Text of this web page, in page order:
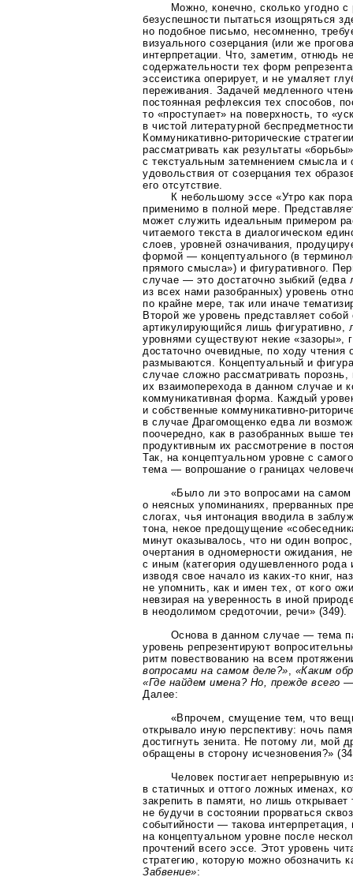
Можно, конечно, сколько угодно с
безуспешности пытаться изощряться
но подобное письмо, несомненно,
визуального созерцания (или же
интерпретации. Что, заметим, отнюдь
содержательности тех форм
эссеистика оперирует, и не умаляет
переживания. Задачей медленного
постоянная рефлексия тех способов,
то «проступает» на поверхность, то
в чистой литературной
Коммуникативно-риторические
рассматривать как результаты
с текстуальным затемнением смысла
удовольствия от созерцания тех
его отсутствие.
К небольшому эссе «Утро как
применимо в полной мере.
может служить идеальным примером
читаемого текста в диалогическом
слоев, уровней означивания,
формой — концептуального (в
прямого смысла») и фигуративного.
случае — это достаточно зыбкий (едва
из всех нами разобранных) уровень
по крайне мере, так или иначе
Второй же уровень представляет собой
артикулирующийся лишь фигуративно,
уровнями существуют некие «зазоры»,
достаточно очевидные, по ходу чтения
размываются. Концептуальный и
случае сложно рассматривать
их взаимоперехода в данном случае и
коммуникативная форма. Каждый
и собственныекоммуникативно-
в случае Драгомощенко едва ли
поочередно, как в разобранных выше
продуктивным их рассмотрение в
Так, на концептуальном уровне с
тема — вопрошание о границах
«Было ли это вопросами на
о неясных упоминаниях, прерванных
слогах, чья интонация вводила в
тона, некое предощущение
минут оказывалось, что ни один
очертания в одномерности ожидания,
с иным (категория одушевленного рода
изводя свое начало изкаких-то книг,
не упомнить, как и имен тех, от кого
невзирая на уверенность в иной
в неодолимом средоточии, речи» (349).
Основа в данном случае — тема
уровень репрезентируют
ритм повествованию на всем
вопросами на самом деле?»
«Каким
«Где найдем имена? Но, прежде всего
Далее:
«Впрочем, смущение тем, что
открывало иную перспективу: ночь
достигнуть зенита. Не потому ли, мой
обращены в сторону исчезновения?»
Человек постигает непрерывную
в статичных и оттого ложных именах,
закрепить в памяти, но лишь
не будучи в состоянии прорваться
событийности — такова интерпретация,
на концептуальном уровне после
прочтений всего эссе. Этот уровень
стратегию, которую можно обозначить
Забвение»: